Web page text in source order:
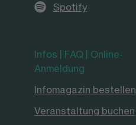
Spotify
Infos | FAQ | Online-
Anmeldung
Infomagazin bestellen
Veranstaltung buchen